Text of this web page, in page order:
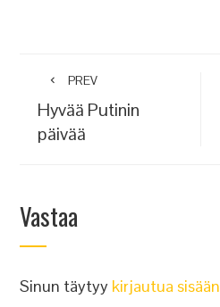
PREV
Hyvää Putinin
päivää
Vastaa
Sinun täytyy kirjautua sisään